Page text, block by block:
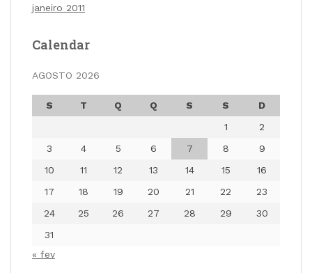
janeiro 2011
Calendar
AGOSTO 2026
S T Q Q S S
D
1
2
3
4 5 6 7 8
9
10
11 12 13 14 15
16
17
18 19 20 21 22
23
24
25 26 27 28 29
30
31
« fev